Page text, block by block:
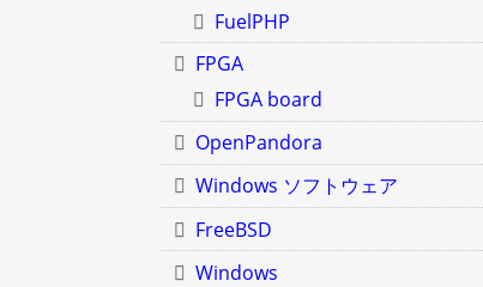
FuelPHP
FPGA
FPGA board
OpenPandora
Windows ソフトウェア
FreeBSD
Windows